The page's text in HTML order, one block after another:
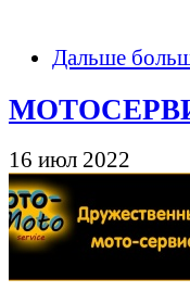
Дальше
16 июл 2022